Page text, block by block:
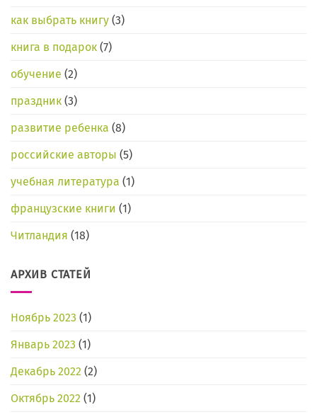
как выбрать книгу (3)
книга в подарок (7)
обучение (2)
праздник (3)
развитие ребенка (8)
российские авторы (5)
учебная литература (1)
французские книги (1)
Читландия (18)
АРХИВ СТАТЕЙ
Ноябрь 2023 (1)
Январь 2023 (1)
Декабрь 2022 (2)
Октябрь 2022 (1)